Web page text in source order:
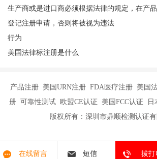
生产商或是进口商必须根据法律的规定，在产
登记注册申请，否则将被视为违法
行为
美国法律标注册是什么
产品注册 美国URN注册 FDA医疗注册 美国
册 可靠性测试 欧盟CE认证 美国FCC认证 日
版权所有：深圳市鼎顺检测认证
在线留言 短信 拔打